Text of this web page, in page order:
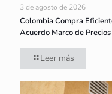
3 de agosto de 2026
Colombia Compra
Acuerdo Marco de
Leer más